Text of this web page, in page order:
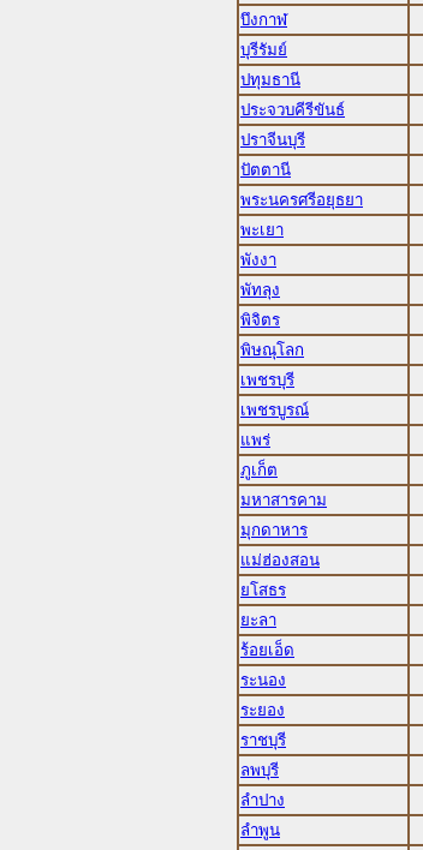
บึงกาฬ
บุรีรัมย์
ปทุมธานี
ประจวบคีรีขันธ์
ปราจีนบุรี
ปัตตานี
พระนครศรีอยุธยา
พะเยา
พังงา
พัทลุง
พิจิตร
พิษณุโลก
เพชรบุรี
เพชรบูรณ์
แพร่
ภูเก็ต
มหาสารคาม
มุกดาหาร
แม่ฮ่องสอน
ยโสธร
ยะลา
ร้อยเอ็ด
ระนอง
ระยอง
ราชบุรี
ลพบุรี
ลำปาง
ลำพูน